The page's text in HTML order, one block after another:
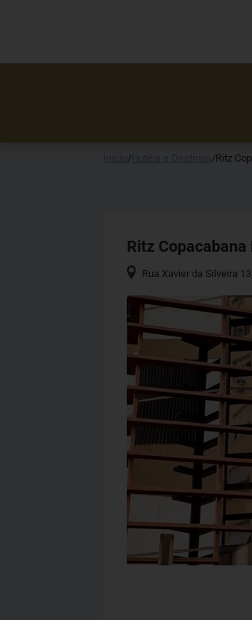
/ /Ritz
Ritz Copacabana
Rua Xavier da Silveira 13